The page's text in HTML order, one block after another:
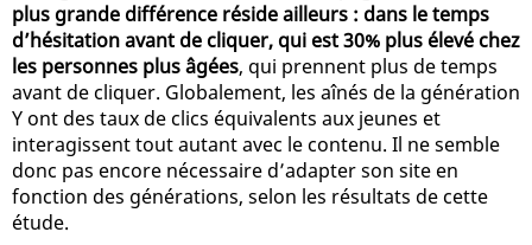
plus grande différence réside ailleurs : dans le temps
d’hésitation avant de cliquer, qui est 30% plus élevé chez
les personnes plus âgées, qui prennent plus de temps
avant de cliquer. Globalement, les aînés de la génération
Y ont des taux de clics équivalents aux jeunes et
interagissent tout autant avec le contenu. Il ne semble
donc pas encore nécessaire d’adapter son site en
fonction des générations, selon les résultats de cette
étude.